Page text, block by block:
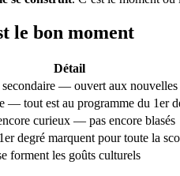
le bon moment
Détail
— ouvert aux nouvelles
— tout est au programme du 1er
curieux — pas encore blasés
degré marquent pour toute la
forment les goûts culturels